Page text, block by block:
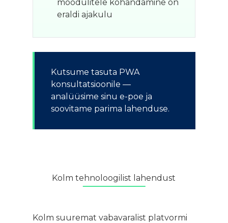
moodulitele kohandamine on
eraldi ajakulu
Kutsume tasuta PWA
konsultatsioonile —
analüüsime sinu e-poe ja
soovitame parima lahenduse.
Kolm tehnoloogilist lahendust
Kolm suuremat vabavaralist platvormi